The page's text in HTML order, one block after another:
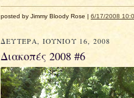
posted by Jimmy Bloody Rose | 6/17/2008
ΔΕΥΤΈΡΑ, ΙΟΥΝΊΟΥ 16, 2008
Διακοπές 2008 #6